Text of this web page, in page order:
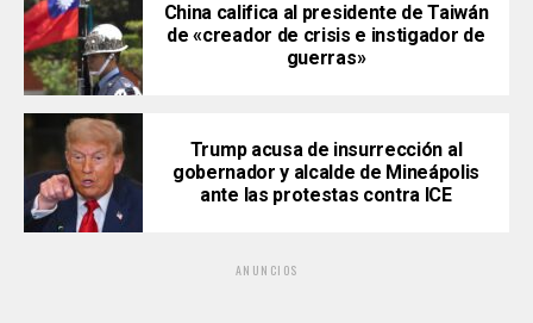
China califica al presidente de Taiwán
de «creador de crisis e instigador de
guerras»
Trump acusa de insurrección al
gobernador y alcalde de Mineápolis
ante las protestas contra ICE
ANUNCIOS